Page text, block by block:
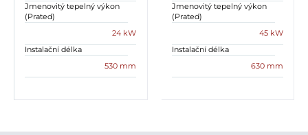
Jmenovitý tepelný výkon
(Prated)
24 kW
Instalační délka
530 mm
Jmenovitý tepelný výkon
(Prated)
45 kW
Instalační délka
630 mm